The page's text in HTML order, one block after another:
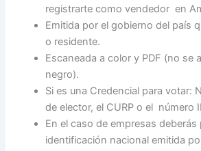
registrarte como vendedor en
Emitida por el gobierno del país
o residente.
Escaneada a color y PDF (no se
negro).
Si es una Credencial para votar:
de elector, el CURP o el número
En el caso de empresas deberás
identificación nacional emitida